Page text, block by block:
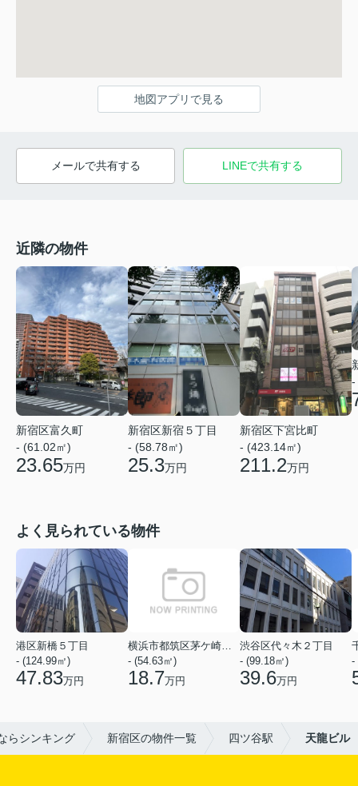
地図アプリで見る
メールで共有する LINEで共有する
近隣の物件
新宿区富久町
- (61.02㎡)
23.65万円
新宿区新宿５丁目
- (58.78㎡)
25.3万円
新宿区下宮比町
- (423.14㎡)
211.2万円
-
よく見られている物件
港区新橋５丁目
- (124.99㎡)
47.83万円
- (54.63㎡)
18.7万円
渋谷区代々木２丁目
- (99.18㎡)
39.6万円
-
らシンキング 新宿区の物件一覧 四ツ谷駅 天龍ビル